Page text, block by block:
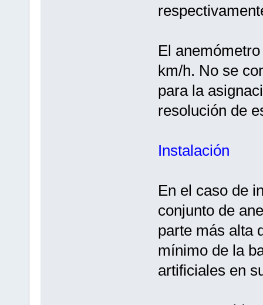
El
km/h. No se
para la
resolución de
Instalación
En el caso de
conjunto de
parte más alta
mínimo de la
artificiales en